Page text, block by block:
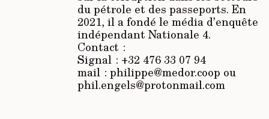
du pétrole et des passeports. En
2021, il a fondé le média d’enquête
indépendant Nationale 4.
Contact :
Signal : +32 476 33 07 94
mail : philippe@medor.coop ou
phil.engels@protonmail.com